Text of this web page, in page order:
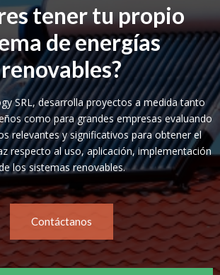
tener tu propio
de energías
renovables?
SRL, desarrolla proyectos a medida tanto
como para grandes empresas evaluando
relevantes y significativos para obtener el
respecto al uso, aplicación, implementación
los sistemas renovables.
Contáctanos